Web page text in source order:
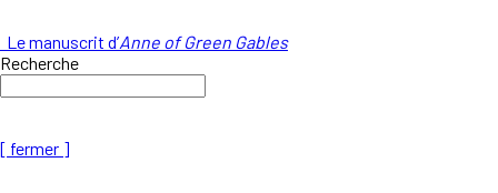
Le manuscrit d’Anne of Green Gables
Recherche
[ fermer ]